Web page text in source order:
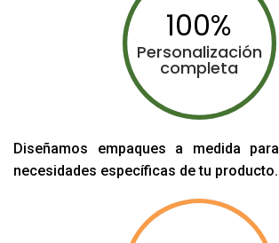
100
Personalización
completa
Diseñamos empaques a medida
necesidades específicas de tu producto.